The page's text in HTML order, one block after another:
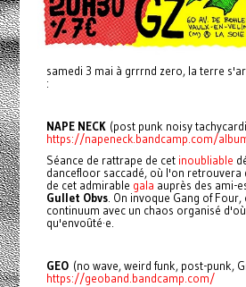
samedi 3 mai à grrrnd zero, la terre
:
NAPE NECK (post punk noisy
https://napeneck.bandcamp.com/
Séance de rattrape de cet inoubliable
dancefloor saccadé, où l'on retrouvera
de cet admirable gala auprès des ami-
Gullet Obvs. On invoque Gang of
continuum avec un chaos organisé
qu'envoûté·e.
GEO (no wave, weird funk, post-punk,
https://geoband.bandcamp.com/